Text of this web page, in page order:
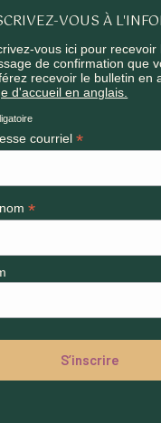
VOUS À
vous ici pour
de confirmation que
recevoir le bulletin en
d'accueil en anglais.
courriel*
*